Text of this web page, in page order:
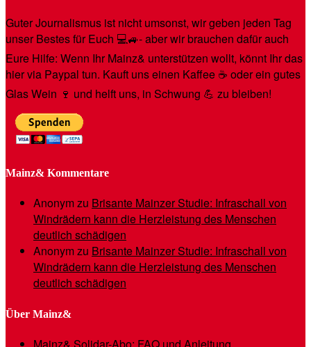
Guter Journalismus ist nicht umsonst, wir geben jeden Tag
unser Bestes für Euch 💻🚙- aber wir brauchen dafür auch
Eure Hilfe: Wenn Ihr Mainz& unterstützen wollt, könnt Ihr das
hier via Paypal tun. Kauft uns einen Kaffee ☕️ oder ein gutes
Glas Wein 🍷 und helft uns, in Schwung 💪 zu bleiben!
Mainz& Kommentare
Anonymzu Brisante Mainzer Studie: Infraschall von
Windrädern kann die Herzleistung des Menschen
deutlich schädigen
Anonymzu Brisante Mainzer Studie: Infraschall von
Windrädern kann die Herzleistung des Menschen
deutlich schädigen
Über Mainz&